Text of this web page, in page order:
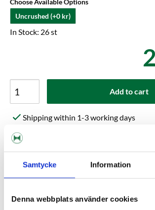
Samtycke Information
Denna webbplats använder cookies
Choose Available Options
Uncrushed (+0 kr)
In Stock: 26 st
Add to cart
Shipping within 1-3 working days
Choose Expressorder in the checkout
order processing
Kundrecensioner